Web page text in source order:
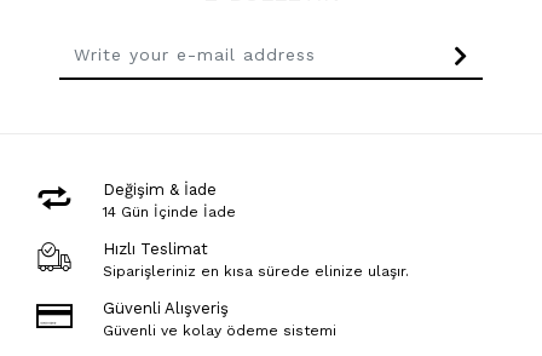
Değişim & İade
14 Gün İçinde İade
Hızlı Teslimat
Siparişleriniz en kısa sürede elinize ulaşır.
Güvenli Alışveriş
Güvenli ve kolay ödeme sistemi